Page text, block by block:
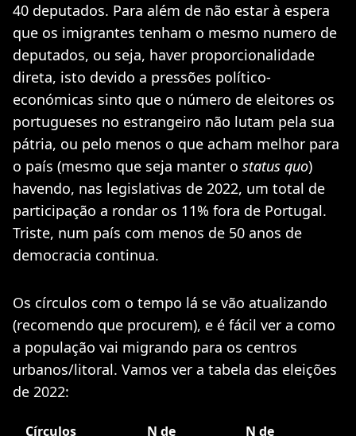
40 deputados. Para além de não estar à espera
que os imigrantes tenham o mesmo numero de
deputados, ou seja, haver proporcionalidade
direta, isto devido a pressões político-
económicas sinto que o número de eleitores os
portugueses no estrangeiro não lutam pela sua
pátria, ou pelo menos o que acham melhor para
o país (mesmo que seja manter o status quo)
havendo, nas legislativas de 2022, um total de
participação a rondar os 11% fora de Portugal.
Triste, num país com menos de 50 anos de
democracia continua.
Os círculos com o tempo lá se vão atualizando
(recomendo que procurem), e é fácil ver a como
a população vai migrando para os centros
urbanos/litoral. Vamos ver a tabela das eleições
de 2022:
Círculos
N de
N de